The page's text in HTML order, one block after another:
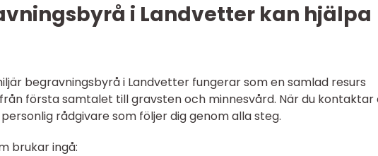
i Landvetter kan hjälpa
begravningsbyrå i Landvetter fungerar som en samlad resurs
första samtalet till gravsten och minnesvård. När du kontaktar
rådgivare som följer dig genom alla steg.
brukar ingå: